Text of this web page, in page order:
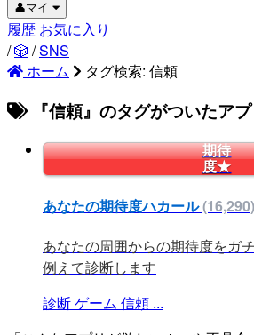
👤マイ
履歴 お気に入り
/🎲 /SNS
ホーム
タグ検索: 信頼
『信頼』のタグがついたア
期待
度★
あなたの期待度ハカール(16,290)
あなたの周囲からの期待度をガ
例えて診断します
診断ゲーム 信頼 ...